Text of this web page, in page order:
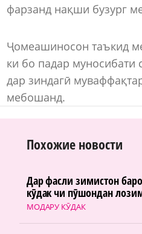
фарзанд нақши бузург
Ҷомеашиносон таъкид
ки бо падар муносибати
дар зиндагӣ
мебошанд.
Похожие новости
МОДАРУ КӮДАК
Дар фасли зимистон
кӯдак чи пӯшондан